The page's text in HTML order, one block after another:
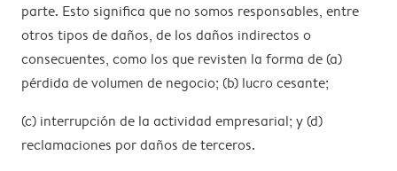
parte. Esto significa que no somos responsables, entre
otros tipos de daños, de los daños indirectos o
consecuentes, como los que revisten la forma de (a)
pérdida de volumen de negocio; (b) lucro cesante;
(c) interrupción de la actividad empresarial; y (d)
reclamaciones por daños de terceros.